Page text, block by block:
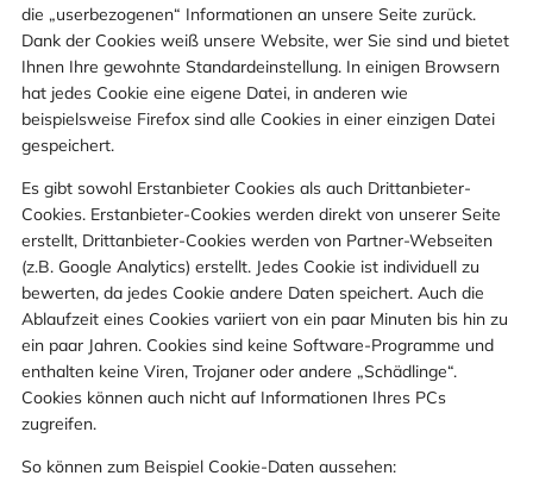
die „userbezogenen“ Informationen an unsere Seite zurück.
Dank der Cookies weiß unsere Website, wer Sie sind und bietet
Ihnen Ihre gewohnte Standardeinstellung. In einigen Browsern
hat jedes Cookie eine eigene Datei, in anderen wie
beispielsweise Firefox sind alle Cookies in einer einzigen Datei
gespeichert.
Es gibt sowohl Erstanbieter Cookies als auch Drittanbieter-
Cookies. Erstanbieter-Cookies werden direkt von unserer Seite
erstellt, Drittanbieter-Cookies werden von Partner-Webseiten
(z.B. Google Analytics) erstellt. Jedes Cookie ist individuell zu
bewerten, da jedes Cookie andere Daten speichert. Auch die
Ablaufzeit eines Cookies variiert von ein paar Minuten bis hin zu
ein paar Jahren. Cookies sind keine Software-Programme und
enthalten keine Viren, Trojaner oder andere „Schädlinge“.
Cookies können auch nicht auf Informationen Ihres PCs
zugreifen.
So können zum Beispiel Cookie-Daten aussehen: